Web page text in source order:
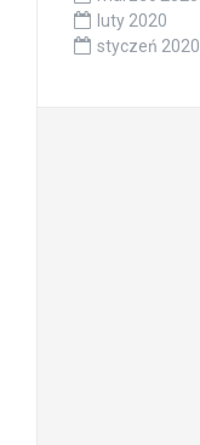
luty 2020
styczeń 2020